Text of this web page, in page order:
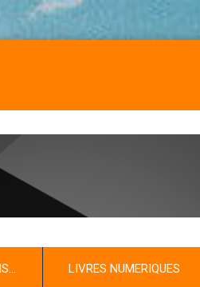
LIVRES NUMERIQUES